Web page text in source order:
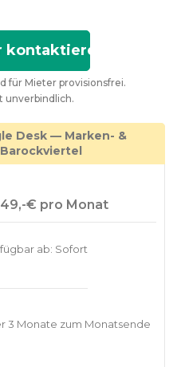
für Mieter provisionsfrei.
unverbindlich.
Desk — Marken- &
€ pro Monat
ab: Sofort
3 Monate zum Monatsende